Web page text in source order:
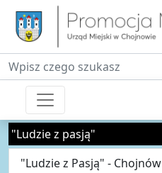
Fraza do wyszukiwania
"Ludzie z pasją"
"Ludzie z Pasją" - Chojnów